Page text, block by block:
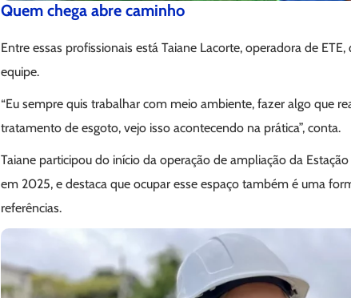
Quem chega abre caminho
Entre essas profissionais está Taiane Lacorte, operadora de
equipe.
“Eu sempre quis trabalhar com meio ambiente, fazer algo que
tratamento de esgoto, vejo isso acontecendo na prática”, conta.
Taiane participou do início da operação de ampliação da
em 2025, e destaca que ocupar esse espaço também é uma
referências.